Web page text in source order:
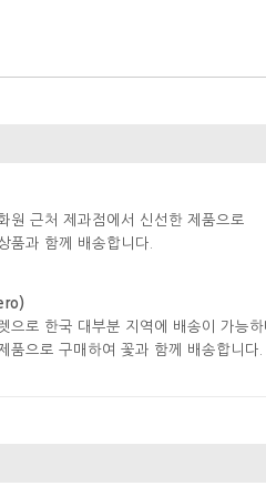
원 근처 제과점에서 신선한 제품으로
품과 함께 배송합니다.
으로 한국 대부분 지역에 배송이 가능
품으로 구매하여 꽃과 함께 배송합니다.